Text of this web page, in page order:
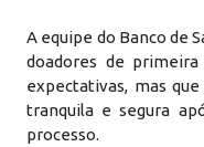
A equipe do Banco de
doadores de
expectativas, mas
tranquila e segura
processo.